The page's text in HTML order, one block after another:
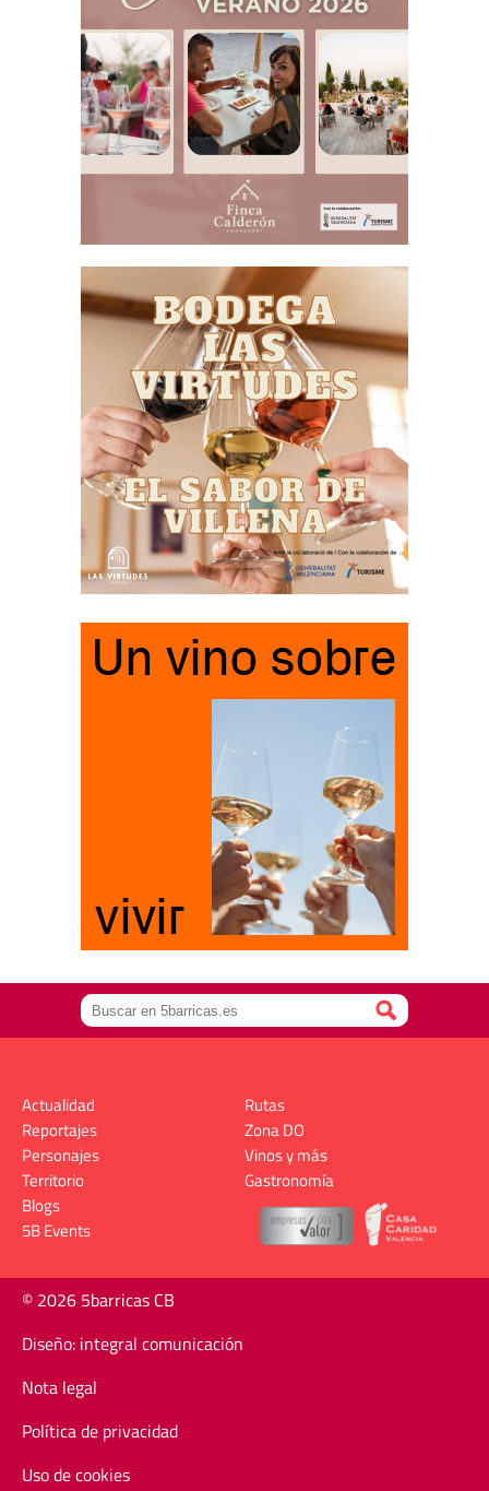
Actualidad
Reportajes
Personajes
Territorio
Rutas
Zona DO
Vinos y más
Gastronomía
Blogs
5B Events
© 2026 5barricas CB
Diseño: integral comunicación
Nota legal
Política de privacidad
Uso de cookies